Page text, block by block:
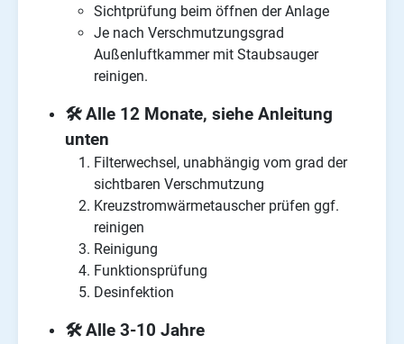
Sichtprüfung beim öffnen der Anlage
Je nach Verschmutzungsgrad
Außenluftkammer mit Staubsauger
reinigen.
🛠️Alle 12 Monate, siehe Anleitung
unten
Filterwechsel, unabhängig vom grad der
sichtbaren Verschmutzung
Kreuzstromwärmetauscher prüfen ggf.
reinigen
Reinigung
Funktionsprüfung
Desinfektion
🛠️ Alle 3-10 Jahre